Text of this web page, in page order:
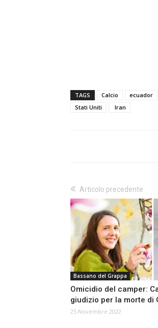
TAGS Calcio ecuador
Stati Uniti
Iran
Articolo precedente
Bassano del Grappa
Omicidio del camper:
giudizio per la morte di
25 Novembre 2022